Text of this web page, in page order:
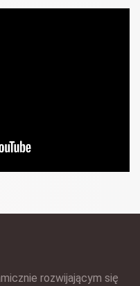
rozwijającym się